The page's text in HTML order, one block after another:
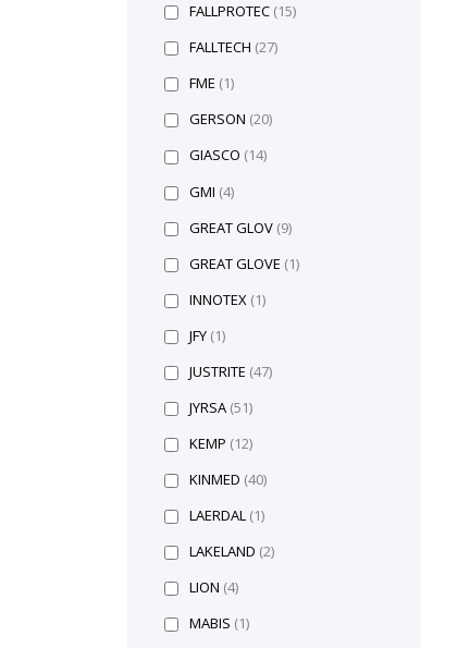
FALLPROTEC (15)
FALLTECH (27)
FME (1)
GERSON (20)
GIASCO (14)
GMI (4)
GREAT GLOV (9)
GREAT GLOVE (1)
INNOTEX (1)
JFY (1)
JUSTRITE (47)
JYRSA (51)
KEMP (12)
KINMED (40)
LAERDAL (1)
LAKELAND (2)
LION (4)
MABIS (1)